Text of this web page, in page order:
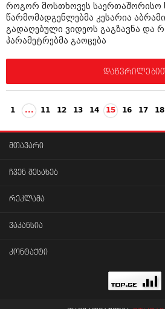
როგორ მოსთხოვეს საერთაშორისო
წარმომადგენლებმა კესარია
გადაღებული ვიდეოს გაგზავნა და
პარამეტრებმა გაოცება
1 ... 11 12 13 14 15 16 17 18
მთავარი
ჩვენ შესახებ
რეკლამა
ვაკანსია
კონტაქტი